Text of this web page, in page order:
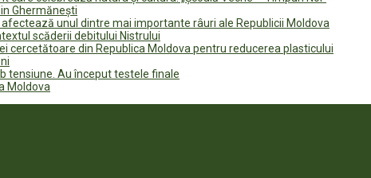
Ghermănești
unul dintre mai importante râuri ale Republicii Moldova
scăderii debitului Nistrului
cercetătoare din Republica Moldova pentru reducerea plasticului
tensiune. Au început testele finale
Moldova